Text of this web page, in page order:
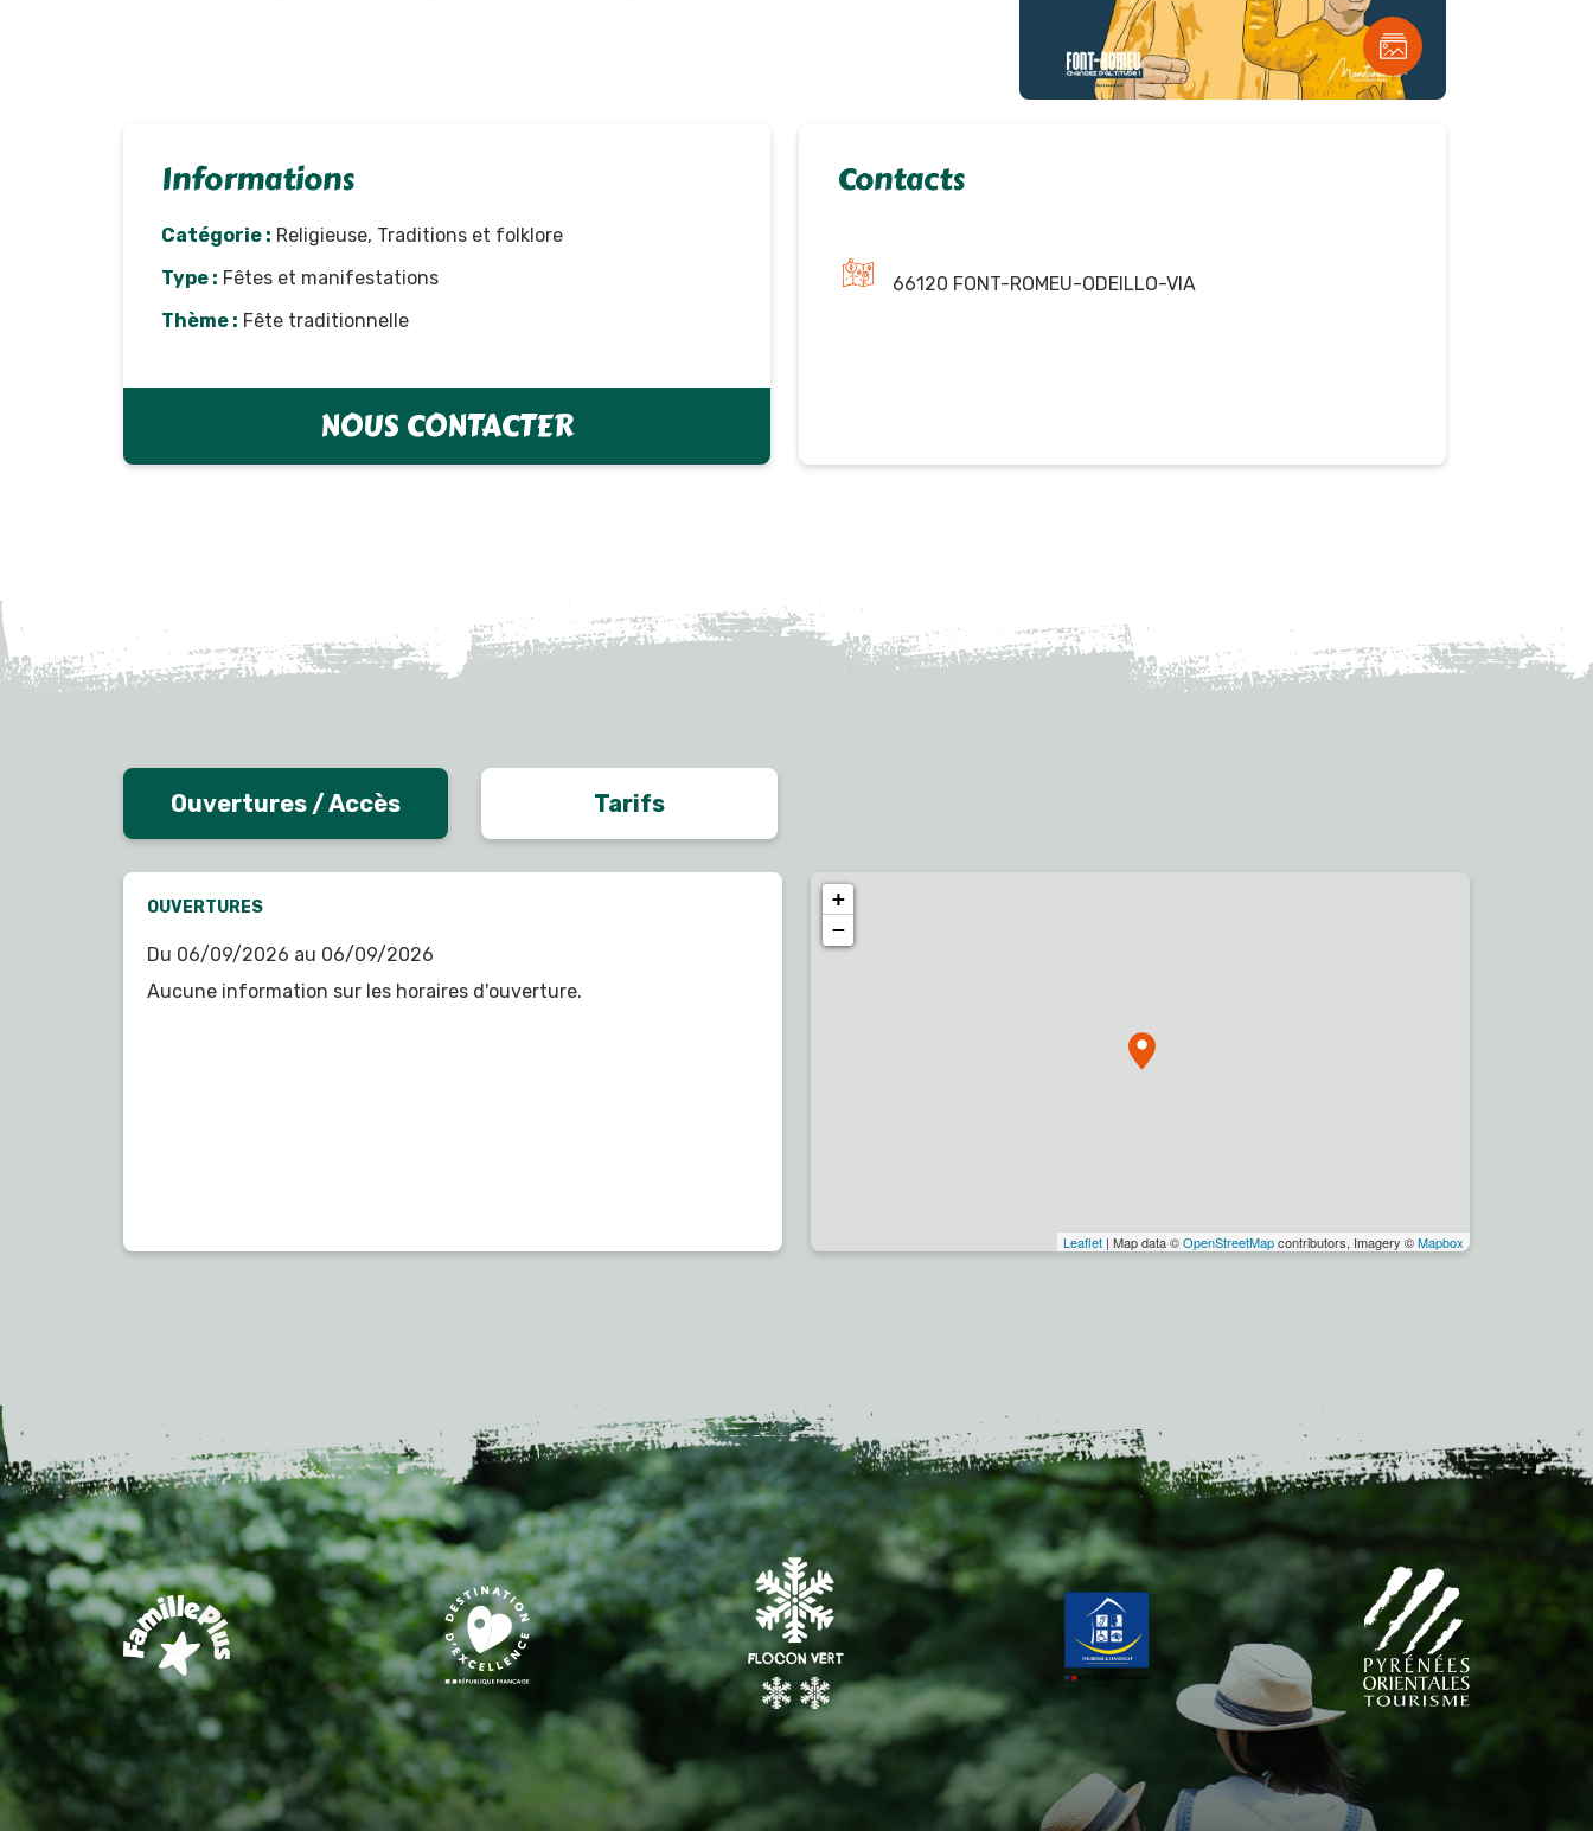
Informations
Catégorie : Religieuse, Traditions et folklore
Type : Fêtes et manifestations
Thème : Fête traditionnelle
NOUS CONTACTER
Contacts
66120 FONT-ROMEU-ODEILLO-VIA
Ouvertures / Accès Tarifs
OUVERTURES
Du 06/09/2026 au 06/09/2026
Aucune information sur les horaires d'ouverture.
+
−
Leaflet | Map data ©OpenStreetMapcontributors, Imagery ©Mapbox